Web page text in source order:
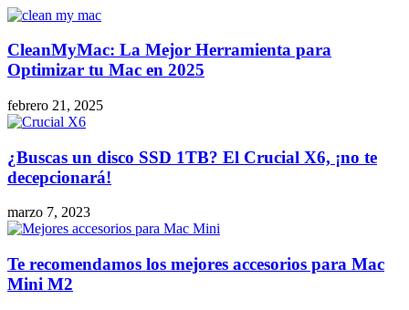
CleanMyMac: La Mejor Herramienta para
Optimizar tu Mac en 2025
febrero 21, 2025
¿Buscas un disco SSD 1TB? El Crucial X6, ¡no te
decepcionará!
marzo 7, 2023
Te recomendamos los mejores accesorios para Mac
Mini M2